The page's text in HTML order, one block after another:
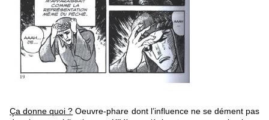
Ça donne quoi ? Oeuvre-phare dont l’influence ne se dément pas